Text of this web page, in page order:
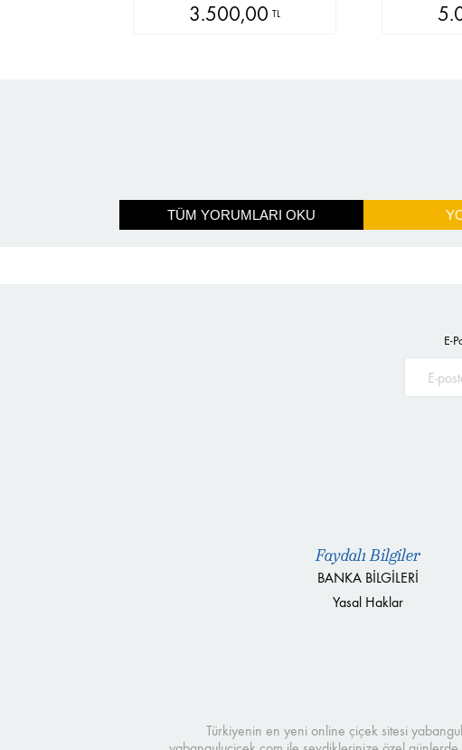
3.500,00 TL
TÜM YORUMLARI OKU
E-
Faydalı Bilgiler
BANKA BİLGİLERİ
Yasal Haklar
Türkiyenin en yeni online çiçek sitesi